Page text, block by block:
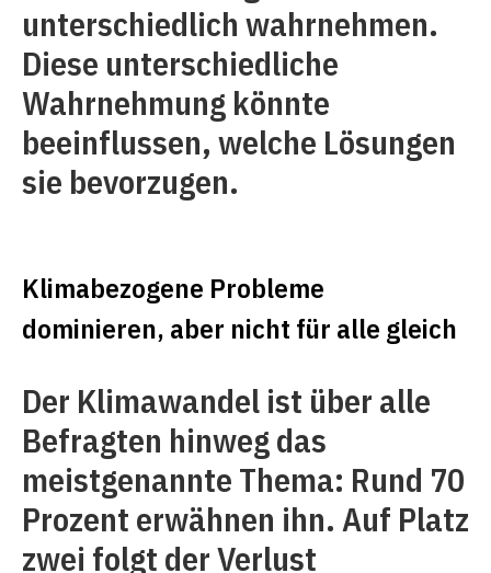
unterschiedlich wahrnehmen.
Diese unterschiedliche
Wahrnehmung könnte
beeinflussen, welche Lösungen
sie bevorzugen.
Klimabezogene Probleme
dominieren, aber nicht für alle gleich
Der Klimawandel ist über alle
Befragten hinweg das
meistgenannte Thema: Rund 70
Prozent erwähnen ihn. Auf Platz
zwei folgt der Verlust